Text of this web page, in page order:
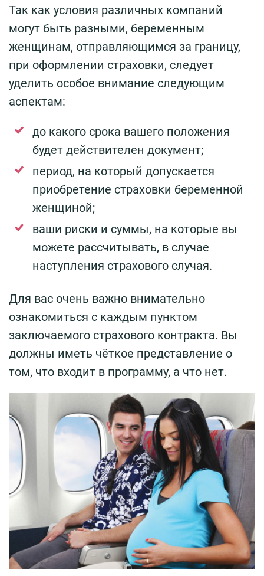
Так как условия различных компаний
могут быть разными, беременным
женщинам, отправляющимся за границу,
при оформлении страховки, следует
уделить особое внимание следующим
аспектам:
до какого срока вашего положения
будет действителен документ;
период, на который допускается
приобретение страховки беременной
женщиной;
ваши риски и суммы, на которые вы
можете рассчитывать, в случае
наступления страхового случая.
Для вас очень важно внимательно
ознакомиться с каждым пунктом
заключаемого страхового контракта. Вы
должны иметь чёткое представление о
том, что входит в программу, а что нет.